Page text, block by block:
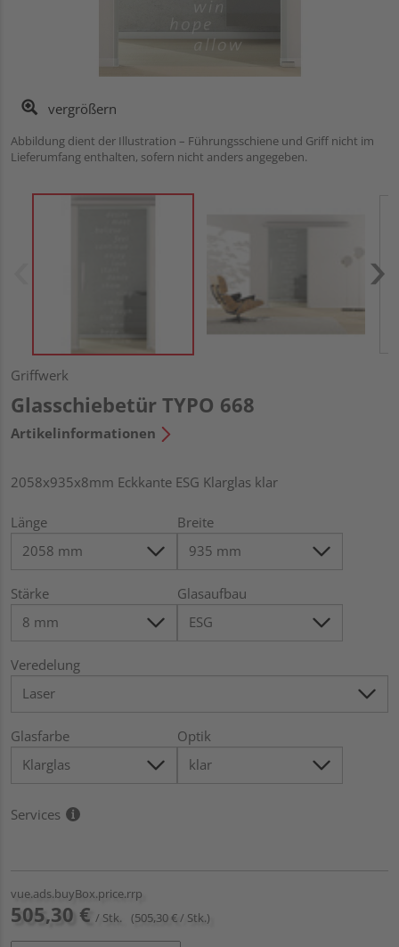
vergrößern
Abbildung dient der Illustration – Führungsschiene und Griff nicht im
Lieferumfang enthalten, sofern nicht anders angegeben.
Griffwerk
Glasschiebetür TYPO 668
Artikelinformationen
2058x935x8mm Eckkante ESG Klarglas klar
Länge Breite
Stärke Glasaufbau
Veredelung
Glasfarbe Optik
Services
vue.ads.buyBox.price.rrp
505,30 € / Stk. (505,30 € / Stk.)